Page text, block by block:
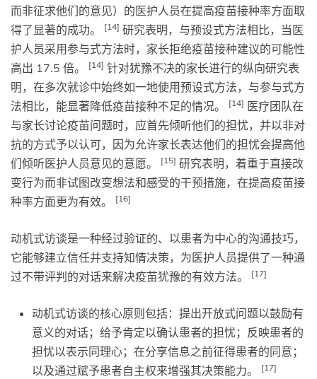
而非征求他们的意见）的医护人员在提高疫苗接种率方面取
得了显著的成功。
[14] 研究表明，与预设式方法相比，当医
护人员采用参与式方法时，家长拒绝疫苗接种建议的可能性
高出 17.5 倍。
[14] 针对犹豫不决的家长进行的纵向研究表
明，在多次就诊中始终如一地使用预设式方法，与参与式方
法相比，能显著降低疫苗接种不足的情况。
[14] 医疗团队在
与家长讨论疫苗问题时，应首先倾听他们的担忧，并以非对
抗的方式予以认可，因为允许家长表达他们的担忧会提高他
们倾听医护人员意见的意愿。
[15] 研究表明，着重于直接改
变行为而非试图改变想法和感受的干预措施，在提高疫苗接
种率方面更为有效。
[16]
动机式访谈是一种经过验证的、以患者为中心的沟通技巧，
它能够建立信任并支持知情决策，为医护人员提供了一种通
过不带评判的对话来解决疫苗犹豫的有效方法。
[17]
动机式访谈的核心原则包括：提出开放式问题以鼓励有
意义的对话；给予肯定以确认患者的担忧；反映患者的
担忧以表示同理心；在分享信息之前征得患者的同意；
以及通过赋予患者自主权来增强其决策能力。
[17]